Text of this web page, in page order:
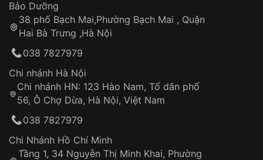
Thời gian tính từ khi xác nhận đơn hàng thành
công
Hotline: 0585 215 215
Từ khóa SEO:
Sản phẩm đã bị:
Tự ý sửa chữa
thống VNLUX
Đảm bảo quyền lợi khách hàng
Đồng hành cùng khách hàng trong suốt quá
trình sử dụng
Bảo Dưỡng
38 phố Bạch Mai,Phường Bạch Mai , Quận
Hai Bà Trưng ,Hà Nội
038 7827979
Chi nhánh Hà Nội
Chi nhánh HN: 123 Hào Nam, Tổ dân phố
56, Ô Chợ Dừa, Hà Nội, Việt Nam
038 7827979
Chi Nhánh Hồ Chí Minh
Tầng 1, 34 Nguyễn Thị Minh Khai, Phường